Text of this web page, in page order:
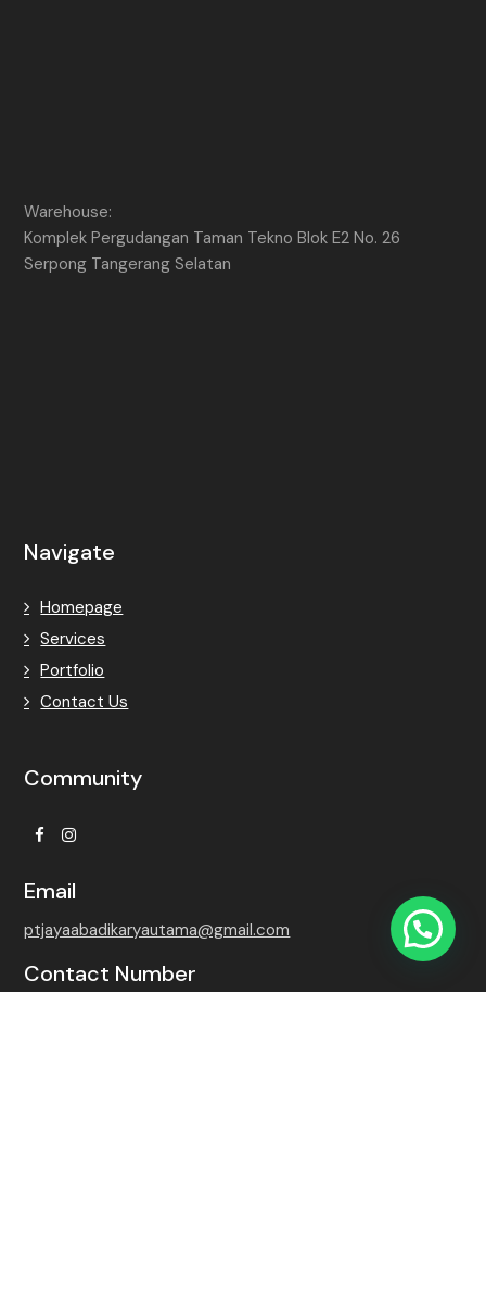
Warehouse:
Komplek Pergudangan Taman Tekno Blok E2 No. 26
Serpong Tangerang Selatan
Navigate
Homepage
Services
Portfolio
Contact Us
Community
FacebookInstagram
Email
ptjayaabadikaryautama@gmail.com
Contact Number